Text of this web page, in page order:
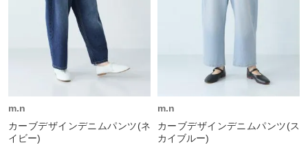
m.n
カーブデザインデニムパンツ(ネ
イビー)
m.n
カーブデザインデニムパンツ(ス
カイブルー)